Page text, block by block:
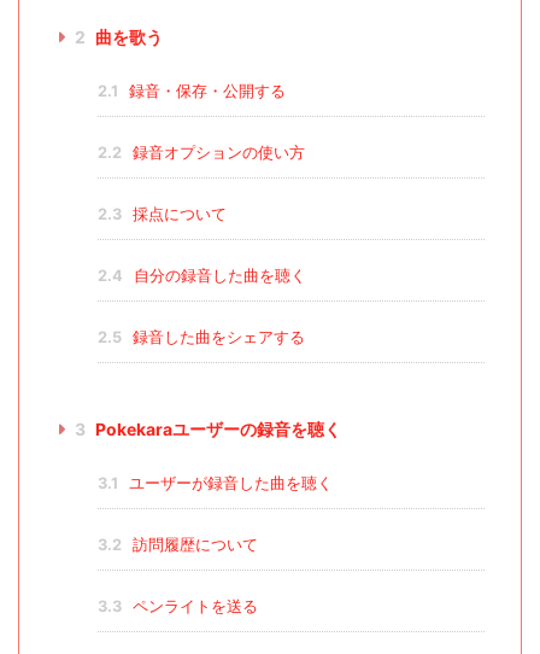
2 曲を歌う
2.1 録音・保存・公開する
2.2 録音オプションの使い方
2.3 採点について
2.4 自分の録音した曲を聴く
2.5 録音した曲をシェアする
3 Pokekaraユーザーの録音を聴く
3.1 ユーザーが録音した曲を聴く
3.2 訪問履歴について
3.3 ペンライトを送る